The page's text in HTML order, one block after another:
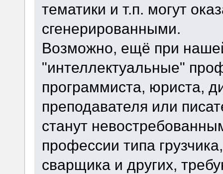
тематики и т.п. могут
сгенерированными.
Возможно, ещё при
"интеллектуальные"
программиста, юриста,
преподавателя или
станут
профессии типа
сварщика и других,